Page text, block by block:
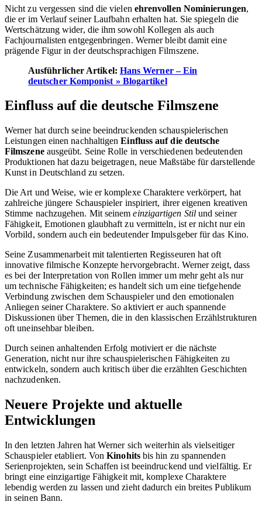
Nicht zu vergessen sind die vielen ehrenvollen Nominierungen,
die er im Verlauf seiner Laufbahn erhalten hat. Sie spiegeln die
Wertschätzung wider, die ihm sowohl Kollegen als auch
Fachjournalisten entgegenbringen. Werner bleibt damit eine
prägende Figur in der deutschsprachigen Filmszene.
Ausführlicher Artikel: Hans Werner – Ein
deutscher Komponist » Blogartikel
Einfluss auf die deutsche Filmszene
Werner hat durch seine beeindruckenden schauspielerischen
Leistungen einen nachhaltigenEinfluss auf die deutsche
Filmszeneausgeübt. Seine Rolle in verschiedenen bedeutenden
Produktionen hat dazu beigetragen, neue Maßstäbe für darstellende
Kunst in Deutschland zu setzen.
Die Art und Weise, wie er komplexe Charaktere verkörpert, hat
zahlreiche jüngere Schauspieler inspiriert, ihrer eigenen kreativen
Stimme nachzugehen. Mit seinemeinzigartigen Stilund seiner
Fähigkeit, Emotionen glaubhaft zu vermitteln, ist er nicht nur ein
Vorbild, sondern auch ein bedeutender Impulsgeber für das Kino.
Seine Zusammenarbeit mit talentierten Regisseuren hat oft
innovative filmische Konzepte hervorgebracht. Werner zeigt, dass
es bei der Interpretation von Rollen immer um mehr geht als nur
um technische Fähigkeiten; es handelt sich um eine tiefgehende
Verbindung zwischen dem Schauspieler und den emotionalen
Anliegen seiner Charaktere. So aktiviert er auch spannende
Diskussionen über Themen, die in den klassischen Erzählstrukturen
oft uneinsehbar bleiben.
Durch seinen anhaltenden Erfolg motiviert er die nächste
Generation, nicht nur ihre schauspielerischen Fähigkeiten zu
entwickeln, sondern auch kritisch über die erzählten Geschichten
nachzudenken.
Neuere Projekte und aktuelle
Entwicklungen
In den letzten Jahren hat Werner sich weiterhin als vielseitiger
Schauspieler etabliert. VonKinohitsbis hin zu spannenden
Serienprojekten, sein Schaffen ist beeindruckend und vielfältig. Er
bringt eine einzigartige Fähigkeit mit, komplexe Charaktere
lebendig werden zu lassen und zieht dadurch ein breites Publikum
in seinen Bann.